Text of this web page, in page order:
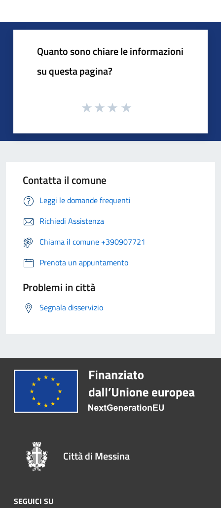
Quanto sono chiare le informazioni
su questa pagina?
Contatta il comune
Leggi le domande frequenti
Richiedi Assistenza
Chiama il comune +390907721
Prenota un appuntamento
Problemi in città
Segnala disservizio
Città di Messina
SEGUICI SU